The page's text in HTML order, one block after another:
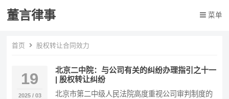
董言律事 菜单
首页 股权转让合同效力
19
2025 / 03
北京二中院：与公司有关的纠纷办理指引之十一
| 股权转让纠纷
北京市第二中级人民法院高度重视公司审判制度的